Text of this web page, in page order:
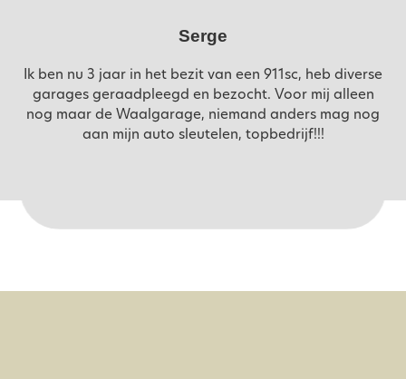
Serge
Ik ben nu 3 jaar in het bezit van een 911sc, heb diverse
garages geraadpleegd en bezocht. Voor mij alleen
nog maar de Waalgarage, niemand anders mag nog
aan mijn auto sleutelen, topbedrijf!!!